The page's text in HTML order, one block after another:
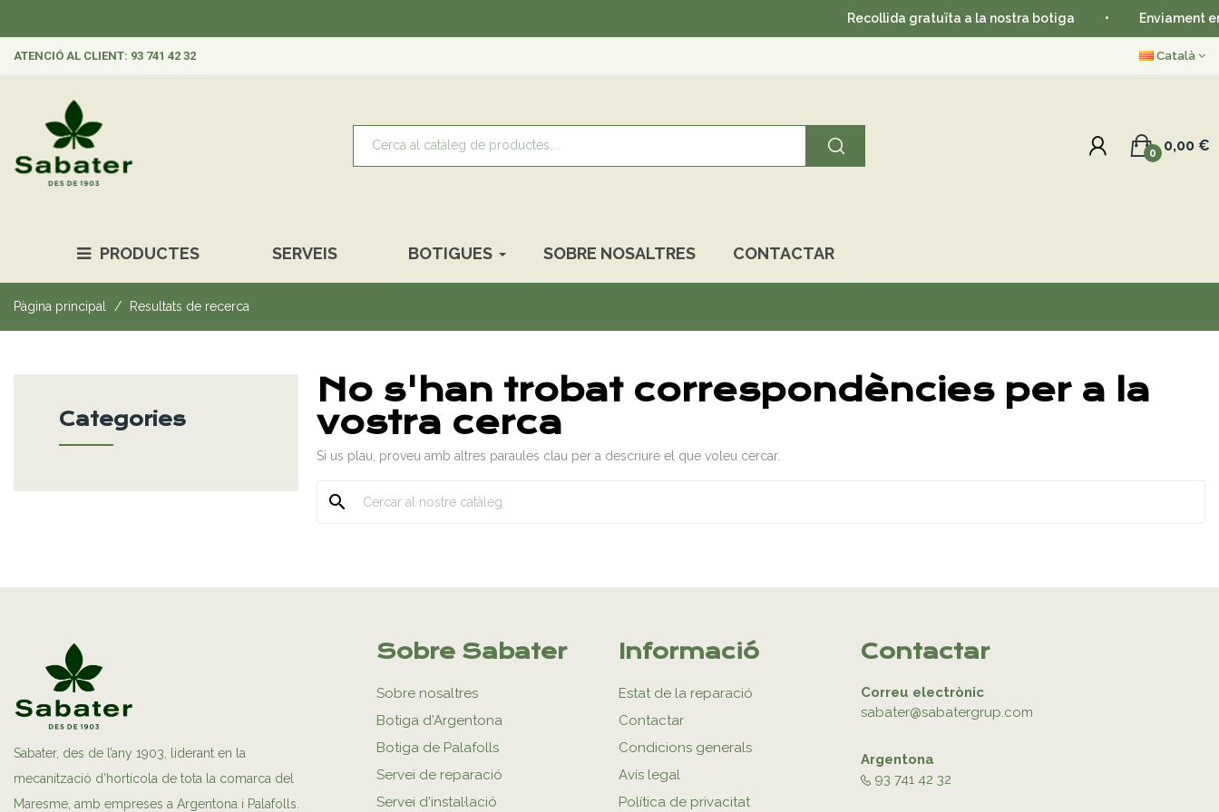
Recollida gratuïta a la nostra botiga Enviament en
ATENCIÓ AL CLIENT: 93 741 42 32 Català
0,00 €
0
PRODUCTES SERVEIS BOTIGUES SOBRE NOSALTRES CONTACTAR
Pàgina principal Resultats de recerca
Categories
No s'han trobat correspondències per a la
vostra cerca
Si us plau, proveu amb altres paraules clau per a descriure el que voleu cercar.
search
Sabater, des de l’any 1903, liderant en la
mecanització d’hortícola de tota la comarca del
Maresme, amb empreses a Argentona i Palafolls.
Sobre Sabater
Sobre nosaltres
Botiga d'Argentona
Botiga de Palafolls
Servei de reparació
Servei d'instal·lació
Informació
Estat de la reparació
Contactar
Condicions generals
Avís legal
Política de privacitat
Contactar
Correu electrònic
sabater@sabatergrup.com
Argentona
93 741 42 32